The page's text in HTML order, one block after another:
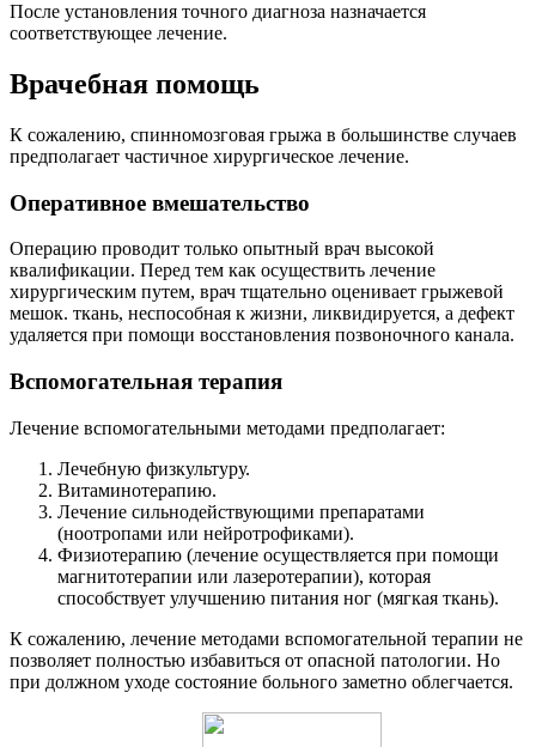
После установления точного диагноза назначается
соответствующее лечение.
Врачебная помощь
К сожалению, спинномозговая грыжа в большинстве случаев
предполагает частичное хирургическое лечение.
Оперативное вмешательство
Операцию проводит только опытный врач высокой
квалификации. Перед тем как осуществить лечение
хирургическим путем, врач тщательно оценивает грыжевой
мешок. ткань, неспособная к жизни, ликвидируется, а дефект
удаляется при помощи восстановления позвоночного канала.
Вспомогательная терапия
Лечение вспомогательными методами предполагает:
Лечебную физкультуру.
Витаминотерапию.
Лечение сильнодействующими препаратами
(ноотропами или нейротрофиками).
Физиотерапию (лечение осуществляется при помощи
магнитотерапии или лазеротерапии), которая
способствует улучшению питания ног (мягкая ткань).
К сожалению, лечение методами вспомогательной терапии не
позволяет полностью избавиться от опасной патологии. Но
при должном уходе состояние больного заметно облегчается.